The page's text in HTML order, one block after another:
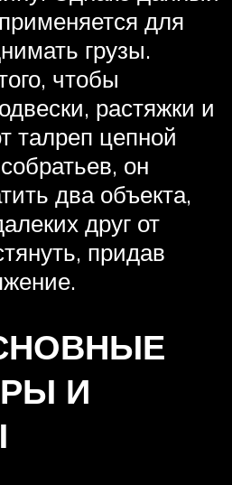
для
грузы.
чтобы
растяжки и
талреп цепной
он
два объекта,
друг от
придав
И